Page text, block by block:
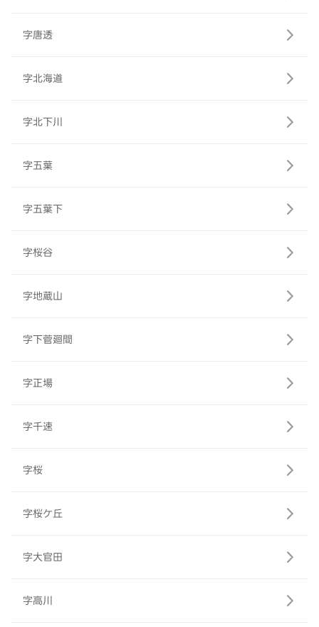
字唐透
字北海道
字北下川
字五葉
字五葉下
字桜谷
字地蔵山
字下菅廻間
字正場
字千速
字桜
字桜ケ丘
字大官田
字高川